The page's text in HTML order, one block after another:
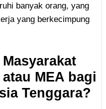
banyak orang, yang
yang berkecimpung
MEA bagi
Tenggara?